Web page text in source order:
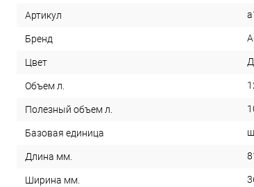
Артикул
Бренд
Цвет
Объем л.
Полезный объем л.
Базовая единица
Длина мм.
Ширина мм.